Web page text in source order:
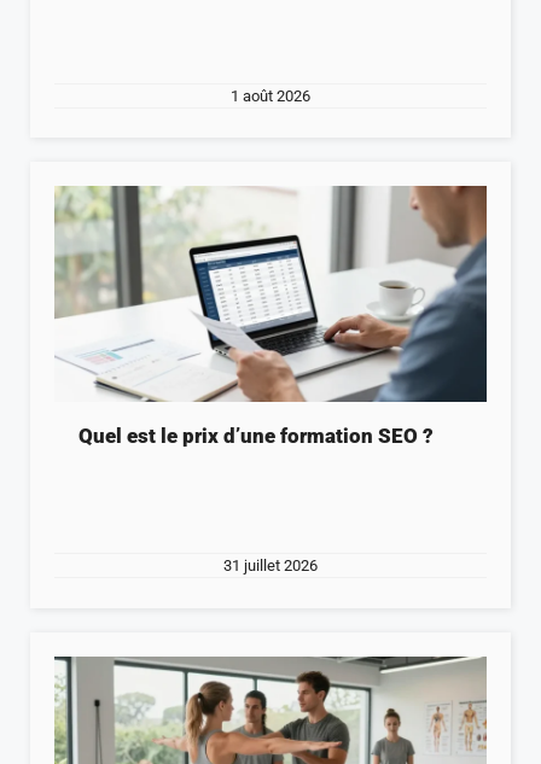
1 août 2026
Quel est le prix d’une formation SEO ?
31 juillet 2026